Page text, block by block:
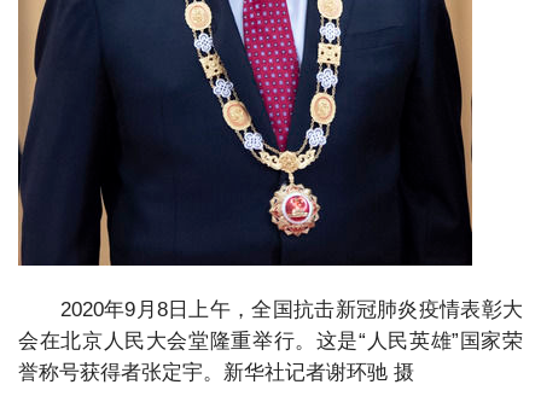
2020年9月8日上午，全国抗击新冠肺炎疫情表彰大
会在北京人民大会堂隆重举行。这是“人民英雄”国家荣
誉称号获得者张定宇。新华社记者谢环驰 摄